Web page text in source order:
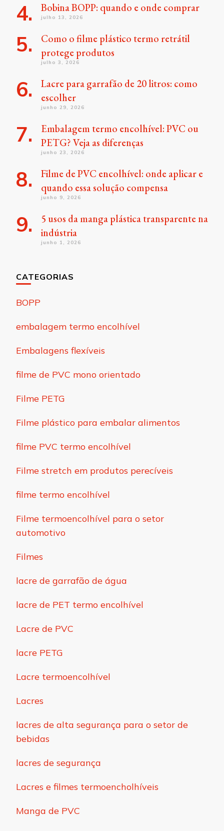
Bobina BOPP: quando e onde comprar
julho 13, 2026
Como o filme plástico termo retrátil
protege produtos
julho 3, 2026
Lacre para garrafão de 20 litros: como
escolher
junho 29, 2026
Embalagem termo encolhível: PVC ou
PETG? Veja as diferenças
junho 23, 2026
Filme de PVC encolhível: onde aplicar e
quando essa solução compensa
junho 9, 2026
5 usos da manga plástica transparente na
indústria
junho 1, 2026
CATEGORIAS
BOPP
embalagem termo encolhível
Embalagens flexíveis
filme de PVC mono orientado
Filme PETG
Filme plástico para embalar alimentos
filme PVC termo encolhível
Filme stretch em produtos perecíveis
filme termo encolhível
Filme termoencolhível para o setor
automotivo
Filmes
lacre de garrafão de água
lacre de PET termo encolhível
Lacre de PVC
lacre PETG
Lacre termoencolhível
Lacres
lacres de alta segurança para o setor de
bebidas
lacres de segurança
Lacres e filmes termoencholhíveis
Manga de PVC